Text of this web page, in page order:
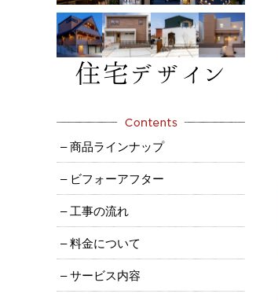
– 商品ラインナップ
– ビフォーアフター
– 工事の流れ
– 料金について
– サービス内容